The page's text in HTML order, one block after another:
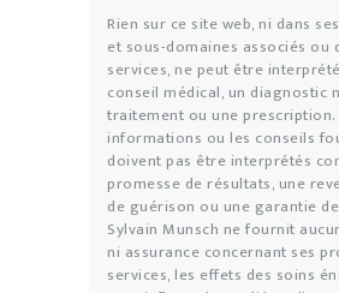
Rien sur ce site web, ni dans
et sous-domaines associés ou
services, ne peut être
conseil médical, un diagnostic
traitement ou une prescription.
informations ou les conseils
doivent pas être interprétés
promesse de résultats, une
de guérison ou une garantie
Sylvain Munsch ne fournit
ni assurance concernant ses
services, les effets des soins